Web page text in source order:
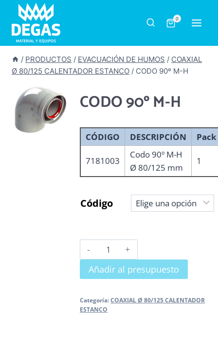
Saltar
contenido
0
/ PRODUCTOS / EVACUACIÓN DE HUMOS / COAXIAL
Ø 80/125 CALENTADOR ESTANCO / CODO 90º M-H
CODO 90º M-H
CÓDIGO DESCRIPCIÓN Pack
7181003
Codo 90º M-H
Ø 80/125 mm
1
Código
CODO
90º
M-
cantidad
Añadir al presupuesto
Categoría:COAXIAL Ø 80/125 CALENTADOR
ESTANCO